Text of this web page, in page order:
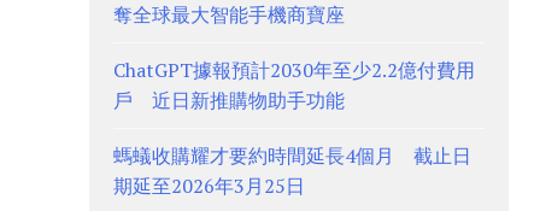
奪全球最大智能手機商寶座
ChatGPT據報預計2030年至少2.2億付費用
戶 近日新推購物助手功能
螞蟻收購耀才要約時間延長4個月 截止日
期延至2026年3月25日